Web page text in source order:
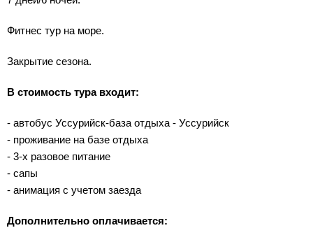
Фитнес тур на море.
Закрытие сезона.
В стоимость тура входит:
- автобус Уссурийск-база отдыха - Уссурийск
- проживание на базе отдыха
- 3-х разовое питание
- сапы
- анимация с учетом заезда
Дополнительно оплачивается: